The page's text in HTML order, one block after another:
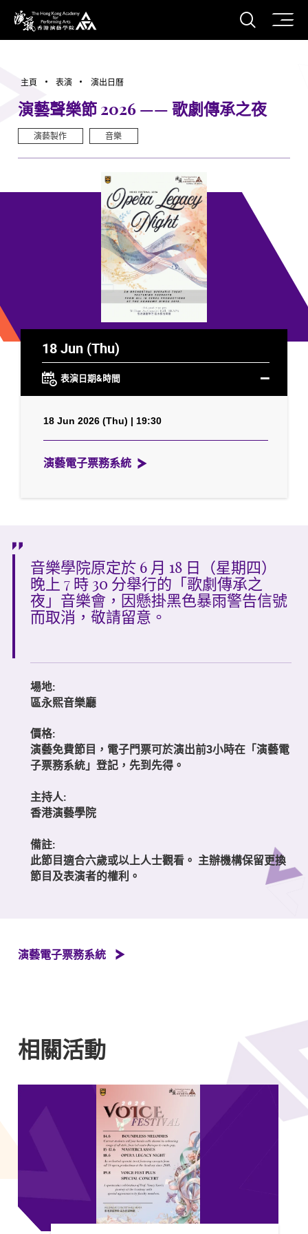
香港演藝學院
打開
主頁 表演 演出日曆
演藝聲樂節 2026 —— 歌劇傳承之夜
演藝製作 音樂
18 Jun (Thu)
表演日期&時間
18 Jun 2026 (Thu) | 19:30
演藝電子票務系統
音樂學院原定於 6 月 18 日（星期四）
晚上 7 時 30 分舉行的「歌劇傳承之
夜」音樂會，因懸掛黑色暴雨警告信號
而取消，敬請留意。
場地:
區永熙音樂廳
價格:
演藝免費節目，電子門票可於演出前3小時在「演藝電
子票務系統」登記，先到先得。
主持人:
香港演藝學院
備註:
此節目適合六歲或以上人士觀看。 主辦機構保留更換
節目及表演者的權利。
演藝電子票務系統
相關活動